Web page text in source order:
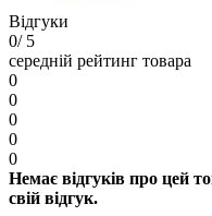
Відгуки
0/ 5
середній рейтинг товара
0
0
0
0
0
Немає відгуків про цей
свій відгук.